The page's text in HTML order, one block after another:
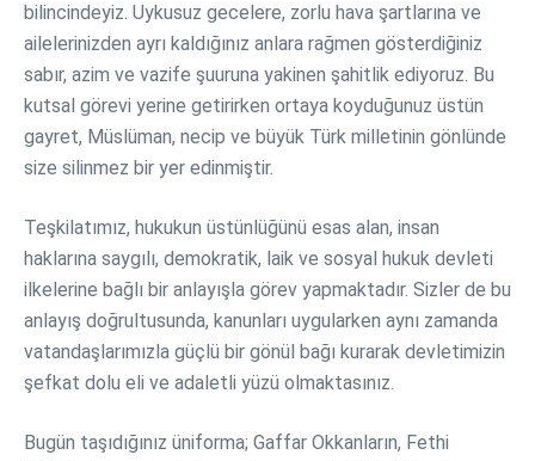
bilincindeyiz. Uykusuz gecelere, zorlu hava şartlarına ve
ailelerinizden ayrı kaldığınız anlara rağmen gösterdiğiniz
sabır, azim ve vazife şuuruna yakinen şahitlik ediyoruz. Bu
kutsal görevi yerine getirirken ortaya koyduğunuz üstün
gayret, Müslüman, necip ve büyük Türk milletinin gönlünde
size silinmez bir yer edinmiştir.
Teşkilatımız, hukukun üstünlüğünü esas alan, insan
haklarına saygılı, demokratik, laik ve sosyal hukuk devleti
ilkelerine bağlı bir anlayışla görev yapmaktadır. Sizler de bu
anlayış doğrultusunda, kanunları uygularken aynı zamanda
vatandaşlarımızla güçlü bir gönül bağı kurarak devletimizin
şefkat dolu eli ve adaletli yüzü olmaktasınız.
Bugün taşıdığınız üniforma; Gaffar Okkanların, Fethi